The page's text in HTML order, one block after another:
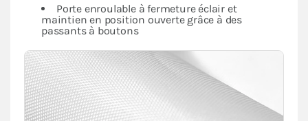
Porte enroulable à fermeture éclair et
maintien en position ouverte grâce à des
passants à boutons